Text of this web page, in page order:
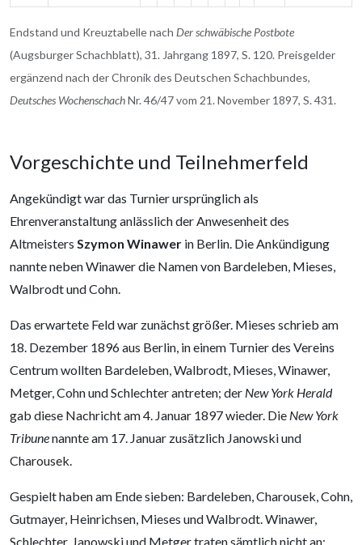
Endstand und Kreuztabelle nach Der schwäbische Postbote
(Augsburger Schachblatt), 31. Jahrgang 1897, S. 120. Preisgelder
ergänzend nach der Chronik des Deutschen Schachbundes,
Deutsches WochenschachNr. 46/47 vom 21. November 1897, S. 431.
Vorgeschichte und Teilnehmerfeld
Angekündigt war das Turnier ursprünglich als
Ehrenveranstaltung anlässlich der Anwesenheit des
Altmeisters Szymon Winawer in Berlin. Die Ankündigung
nannte neben Winawer die Namen von Bardeleben, Mieses,
Walbrodt und Cohn.
Das erwartete Feld war zunächst größer. Mieses schrieb am
18. Dezember 1896 aus Berlin, in einem Turnier des Vereins
Centrum wollten Bardeleben, Walbrodt, Mieses, Winawer,
Metger, Cohn und Schlechter antreten; der New York Herald
gab diese Nachricht am 4. Januar 1897 wieder. Die New York
Tribunenannte am 17. Januar zusätzlich Janowski und
Charousek.
Gespielt haben am Ende sieben: Bardeleben, Charousek, Cohn,
Gutmayer, Heinrichsen, Mieses und Walbrodt. Winawer,
Schlechter, Janowski und Metger traten sämtlich nicht an;